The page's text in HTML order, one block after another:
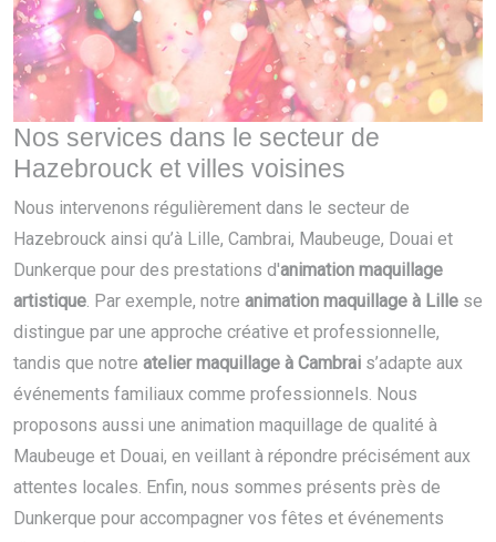
Nos services dans le secteur de
Hazebrouck et villes voisines
Nous intervenons régulièrement dans le secteur de
Hazebrouck ainsi qu’à Lille, Cambrai, Maubeuge, Douai et
Dunkerque pour des prestations d'animation maquillage
artistique. Par exemple, notre animation maquillage à Lille se
distingue par une approche créative et professionnelle,
tandis que notre atelier maquillage à Cambrai s’adapte aux
événements familiaux comme professionnels. Nous
proposons aussi une animation maquillage de qualité à
Maubeuge et Douai, en veillant à répondre précisément aux
attentes locales. Enfin, nous sommes présents près de
Dunkerque pour accompagner vos fêtes et événements